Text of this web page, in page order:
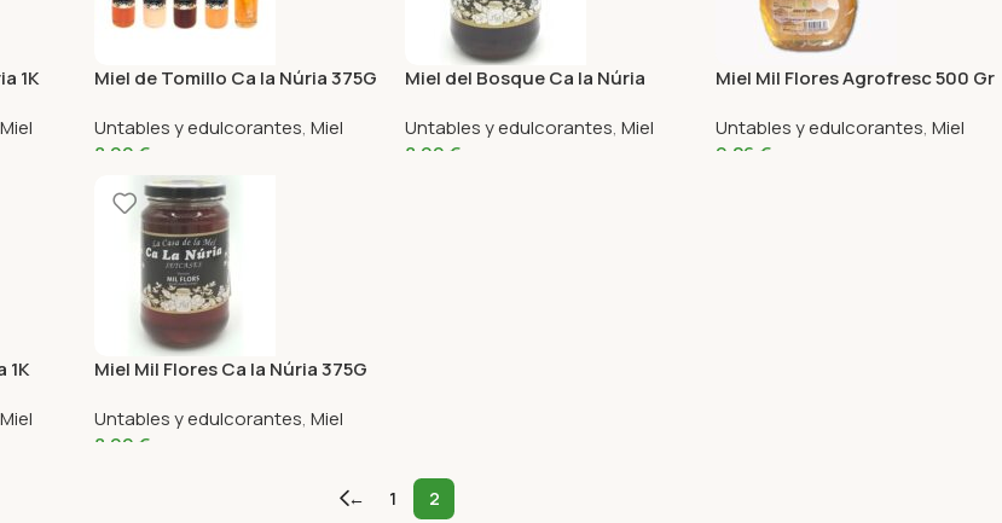
1K
Miel
Miel de Tomillo Ca la Núria 375G
Untables y edulcorantes, Miel
8,99 €
Miel del Bosque Ca la Núria
Untables y edulcorantes, Miel
8,99 €
Miel Mil Flores Agrofresc 500 Gr
Untables y edulcorantes, Miel
9,26 €
1K
Miel
Miel Mil Flores Ca la Núria 375G
Untables y edulcorantes, Miel
8,99 €
← 1 2